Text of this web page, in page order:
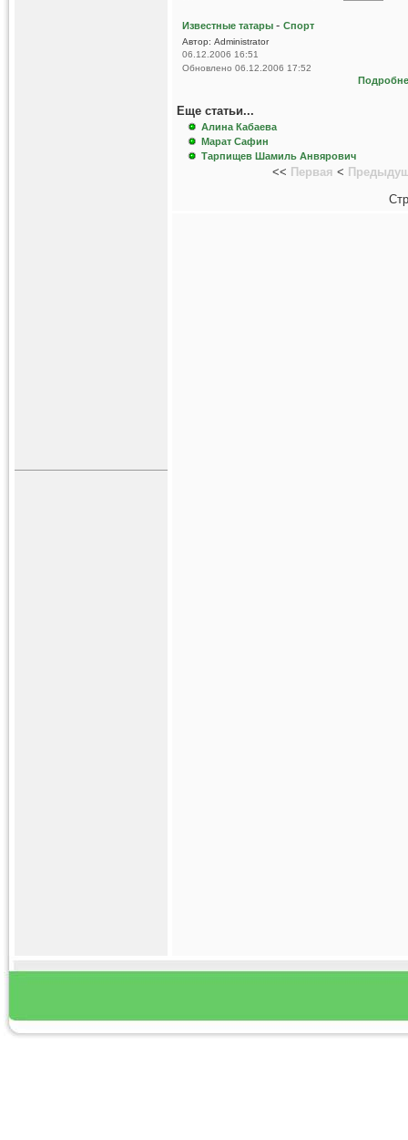
Известные татары - Спорт
Автор: Administrator
06.12.2006 16:51
Обновлено 06.12.2006 17:52
Еще статьи...
Алина Кабаева
Марат Сафин
Тарпищев Шамиль Анвярович
<< Первая <